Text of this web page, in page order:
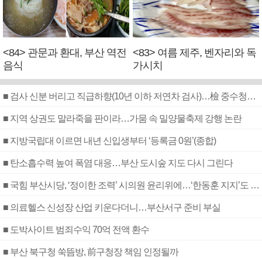
<84> 관문과 환대, 부산 역전
음식
<83> 여름 제주, 벤자리와 독
가시치
■ 검사 신분 버리고 직급하향(10년 이하 저연차 검사)…檢 중수청행 기피
■ 지역 상권도 말라죽을 판이라…가뭄 속 밀양물축제 강행 논란
■ 지방국립대 이르면 내년 신입생부터 ‘등록금 0원’(종합)
■ 탄소흡수력 높여 폭염 대응…부산 도시숲 지도 다시 그린다
■ 국힘 부산시당, ‘정이한 조력’ 시의원 윤리위에…‘한동훈 지지’도 신고접수
■ 의료헬스 신성장 산업 키운다더니…부산서구 준비 부실
■ 도박사이트 범죄수익 70억 전액 환수
■ 부산 북구청 쑥뜸방, 前구청장 책임 인정될까